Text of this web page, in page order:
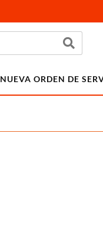
NUEVA ORDEN DE